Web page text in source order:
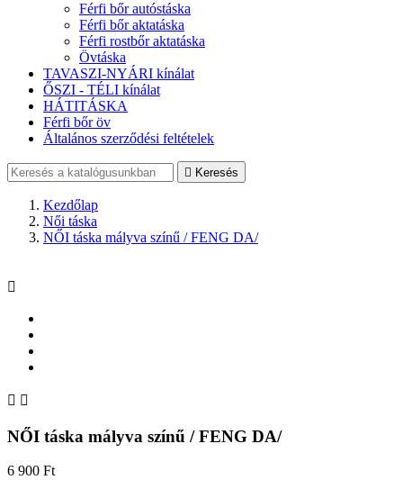
Férfi bőr autóstáska
Férfi bőr aktatáska
Férfi rostbőr aktatáska
Övtáska
TAVASZI-NYÁRI kínálat
ŐSZI - TÉLI kínálat
HÁTITÁSKA
Férfi bőr öv
Általános szerződési feltételek
 Keresés
Kezdőlap
Női táska
NŐI táska mályva színű / FENG DA/

 
NŐI táska mályva színű / FENG DA/
6 900 Ft